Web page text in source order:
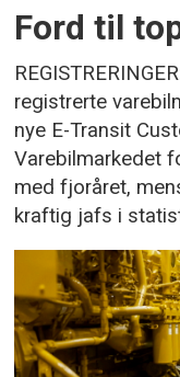
Ford til
registrerte
nye E-Transit
Varebilmarkedet
med fjoråret,
kraftig jafs i